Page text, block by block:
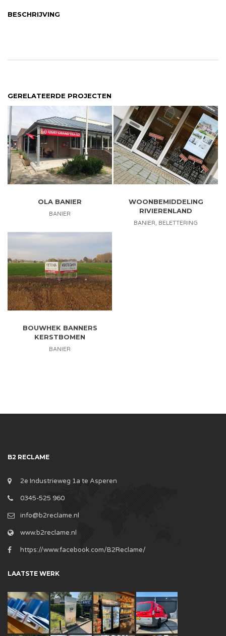
BESCHRIJVING
GERELATEERDE PROJECTEN
OLA BANIER
BANIER
WOONBEMIDDELING
RIVIERENLAND
BANIER, BELETTERING
BOUWHEK BANNERS
KERSTBOMEN
BANIER
B2 RECLAME
2e Industrieweg 1a te Asperen
0345-525 960
info@b2reclame.nl
www.b2reclame.nl
https://www.facebook.com/B2Reclame/
LAATSTE WERK